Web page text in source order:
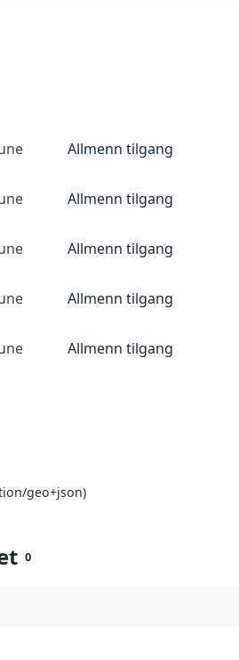
Allmenn tilgang
Allmenn tilgang
Allmenn tilgang
Allmenn tilgang
Allmenn tilgang
geo+json)
0